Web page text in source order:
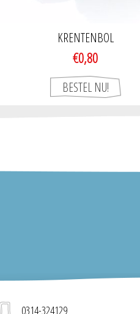
KRENTENBOL
€0,80
0314-324129